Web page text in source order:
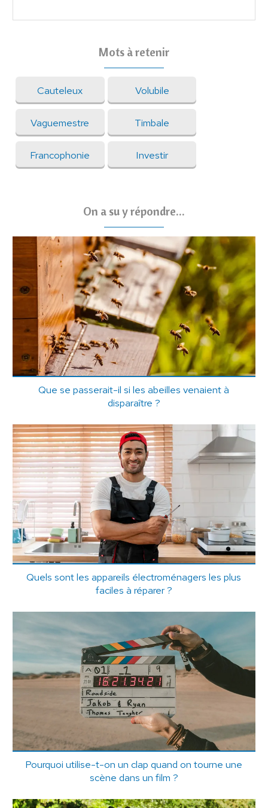
Mots à retenir
Cauteleux Volubile
Vaguemestre Timbale
Francophonie Investir
On a su y répondre...
Que se passerait-il si les abeilles venaient à
disparaître ?
Quels sont les appareils électroménagers les plus
faciles à réparer ?
Pourquoi utilise-t-on un clap quand on tourne une
scène dans un film ?